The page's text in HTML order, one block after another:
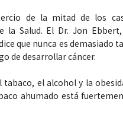
de la mitad de los
la Salud. El Dr. Jon
que nunca es demasiado
de desarrollar cáncer.
tabaco, el alcohol y la
ahumado está